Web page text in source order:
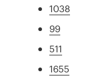
1038
99
511
1655